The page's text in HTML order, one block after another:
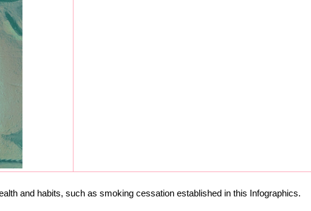
and habits, such as smoking cessation established in this Infographics.